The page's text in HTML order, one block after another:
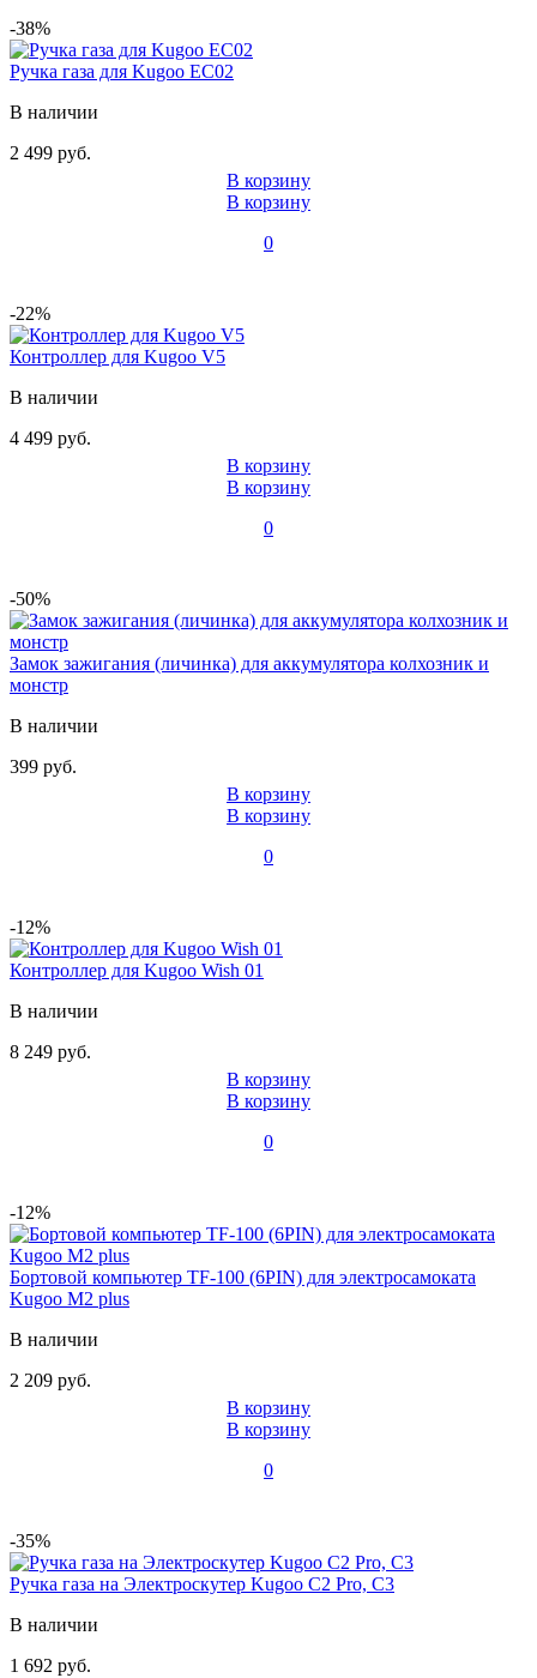
-38%
Ручка газа для Kugoo EC02
В наличии
2 499 руб.
В корзину
В корзину
0
-22%
Контроллер для Kugoo V5
В наличии
4 499 руб.
В корзину
В корзину
0
-50%
Замок зажигания (личинка) для аккумулятора колхозник и
монстр
В наличии
399 руб.
В корзину
В корзину
0
-12%
Контроллер для Kugoo Wish 01
В наличии
8 249 руб.
В корзину
В корзину
0
-12%
Бортовой компьютер TF-100 (6PIN) для электросамоката
Kugoo M2 plus
В наличии
2 209 руб.
В корзину
В корзину
0
-35%
Ручка газа на Электроскутер Kugoo C2 Pro, C3
В наличии
1 692 руб.